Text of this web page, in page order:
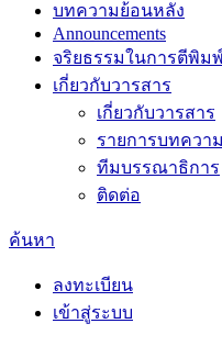
บทความย้อนหลัง
Announcements
จริยธรรมในการตีพิมพ์
เกี่ยวกับวารสาร
เกี่ยวกับวารสาร
รายการบทความ
ทีมบรรณาธิการ
ติดต่อ
ค้นหา
ลงทะเบียน
เข้าสู่ระบบ